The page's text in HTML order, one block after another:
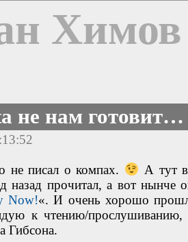
Химов
не нам готовит…
не писал о компах. А тут
назад прочитал, а вот нынче
Now!«. И очень хорошо
к чтению/прослушиванию,
Гибсона.